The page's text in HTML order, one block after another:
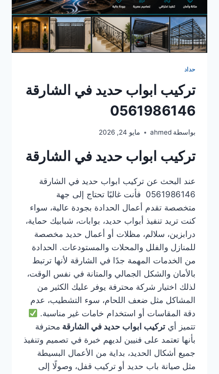
حداد
تركيب ابواب حديد في الشارقة
0561986146
بواسطة ahmed مايو 24, 2026
تركيب ابواب حديد في الشارقة
عند البحث عن تركيب ابواب حديد في الشارقة
0561986146 فأنت غالبًا تحتاج إلى جهة
متخصصة تقدم أعمال الحدادة بجودة عالية، سواء
كنت تريد تنفيذ أبواب حديد، بوابات، شبابيك حماية،
درابزين، سلالم، مظلات أو أعمال حديد مخصصة
للمنازل والفلل والمحلات والمستودعات. الحدادة
من الخدمات المهمة جدًا في الشارقة لأنها ترتبط
بالأمان والشكل الجمالي والمتانة في نفس الوقت،
لذلك اختيار شركة محترفة يوفر عليك الكثير من
المشاكل مثل ضعف اللحام، سوء التشطيب، عدم
دقة المقاسات أو استخدام خامات غير مناسبة.
تتميز أي تركيب ابواب حديد في الشارقة محترفة
بأنها تعتمد على فنيين لديهم خبرة في تصميم وتنفيذ
جميع أشكال الحديد، بداية من الأعمال البسيطة
مثل صيانة باب حديد أو تركيب قفل، وصولًا إلى